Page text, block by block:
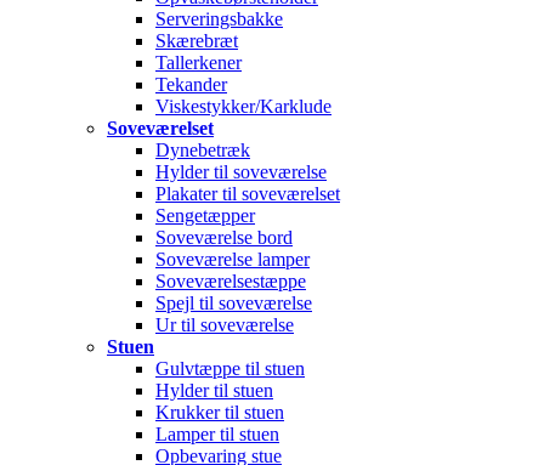
Serveringsbakke
Skærebræt
Tallerkener
Tekander
Viskestykker/Karklude
Soveværelset
Dynebetræk
Hylder til soveværelse
Plakater til soveværelset
Sengetæpper
Soveværelse bord
Soveværelse lamper
Soveværelsestæppe
Spejl til soveværelse
Ur til soveværelse
Stuen
Gulvtæppe til stuen
Hylder til stuen
Krukker til stuen
Lamper til stuen
Opbevaring stue